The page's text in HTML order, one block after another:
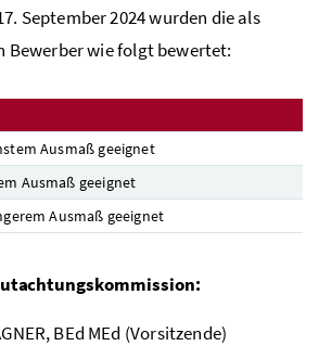
September 2024 wurden die als
Bewerber wie folgt bewertet:
Ausmaß geeignet
Ausmaß geeignet
Ausmaß geeignet
BEd MEd (Vorsitzende)